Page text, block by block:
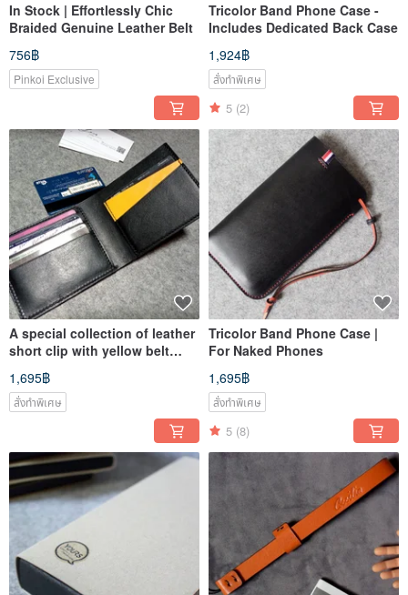
In Stock | Effortlessly Chic
Braided Genuine Leather Belt
756฿
Pinkoi Exclusive
Tricolor Band Phone Case -
Includes Dedicated Back Case
1,924฿
สั่งทำพิเศษ
5 (2)
A special collection of leather
short clip with yellow belt
pattern
1,695฿
สั่งทำพิเศษ
Tricolor Band Phone Case |
For Naked Phones
1,695฿
สั่งทำพิเศษ
5 (8)